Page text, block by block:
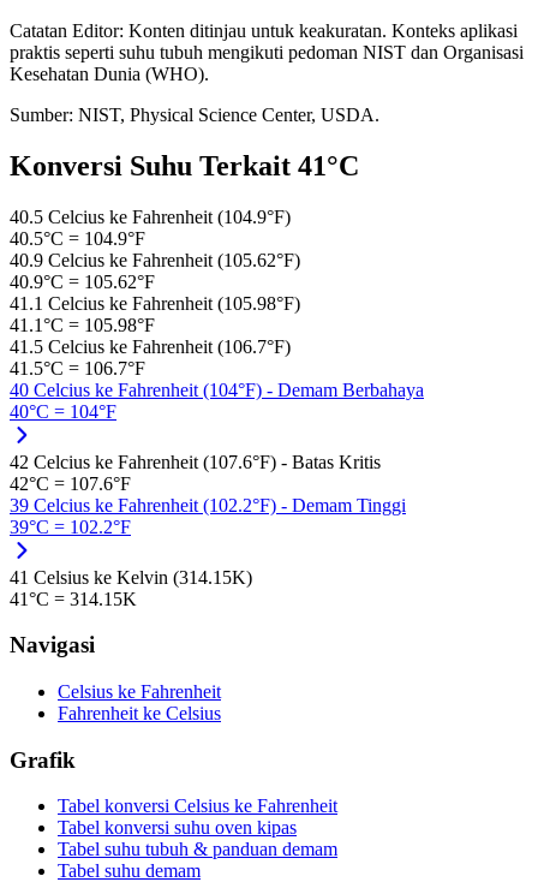
Catatan Editor: Konten ditinjau untuk keakuratan. Konteks aplikasi
praktis seperti suhu tubuh mengikuti pedoman NIST dan Organisasi
Kesehatan Dunia (WHO).
Sumber: NIST, Physical Science Center, USDA.
Konversi Suhu Terkait 41°C
40.5 Celcius ke Fahrenheit (104.9°F)
40.5°C = 104.9°F
40.9 Celcius ke Fahrenheit (105.62°F)
40.9°C = 105.62°F
41.1 Celcius ke Fahrenheit (105.98°F)
41.1°C = 105.98°F
41.5 Celcius ke Fahrenheit (106.7°F)
41.5°C = 106.7°F
40 Celcius ke Fahrenheit (104°F) - Demam Berbahaya
40°C = 104°F
42 Celcius ke Fahrenheit (107.6°F) - Batas Kritis
42°C = 107.6°F
39 Celcius ke Fahrenheit (102.2°F) - Demam Tinggi
39°C = 102.2°F
41 Celsius ke Kelvin (314.15K)
41°C = 314.15K
Navigasi
Celsius ke Fahrenheit
Fahrenheit ke Celsius
Grafik
Tabel konversi Celsius ke Fahrenheit
Tabel konversi suhu oven kipas
Tabel suhu tubuh & panduan demam
Tabel suhu demam